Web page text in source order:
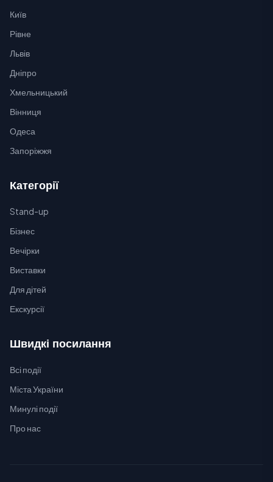
Київ
Рівне
Львів
Дніпро
Хмельницький
Вінниця
Одеса
Запоріжжя
Категорії
Stand-up
Бізнес
Вечірки
Виставки
Для дітей
Екскурсії
Швидкі посилання
Всі події
Міста України
Минулі події
Про нас